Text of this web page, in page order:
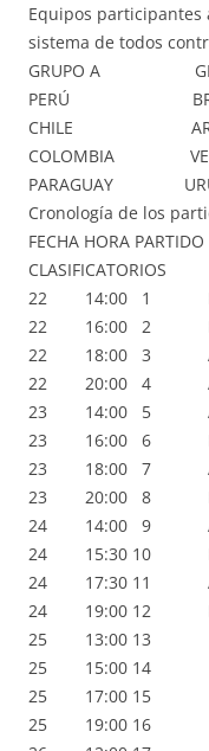
Equipos
sistema de todos
GRUPO A
PERÚ
CHILE
COLOMBIA
PARAGUAY
Cronología de los
FECHA HORA
CLASIFICATORIOS
22 14:00 1 B
22 16:00 2 B
22 18:00 3 A
22 20:00 4 A
23 14:00 5 A
23 16:00 6 B
23 18:00 7 A
23 20:00 8 B
24 14:00 9 A
24 15:30 10 B
24 17:30 11
24 19:00 12 B
25 13:00 13 ?
25 15:00 14
25 17:00 15
25 19:00 16 ?